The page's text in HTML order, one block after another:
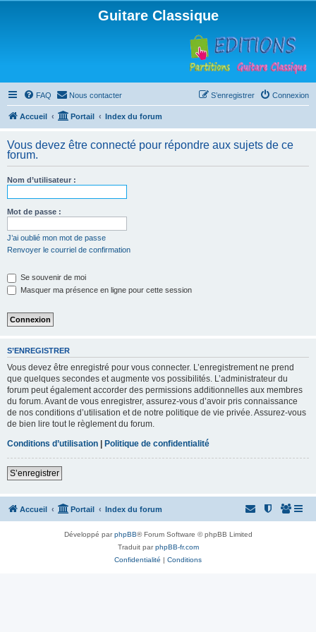
Guitare Classique
FAQ Nous contacter Connexion
S’enregistrer
Accueil Portail Index du forum
Vous devez être connecté pour répondre aux sujets de ce
forum.
Nom d’utilisateur :
Mot de passe :
J’ai oublié mon mot de passe
Renvoyer le courriel de confirmation
Se souvenir de moi
Masquer ma présence en ligne pour cette session
S’ENREGISTRER
Vous devez être enregistré pour vous connecter. L’enregistrement ne prend
que quelques secondes et augmente vos possibilités. L’administrateur du
forum peut également accorder des permissions additionnelles aux membres
du forum. Avant de vous enregistrer, assurez-vous d’avoir pris connaissance
de nos conditions d’utilisation et de notre politique de vie privée. Assurez-vous
de bien lire tout le règlement du forum.
Conditions d’utilisation | Politique de confidentialité
S’enregistrer
Accueil Portail Index du forum
Développé parphpBB® Forum Software © phpBB Limited
Traduit parphpBB-fr.com
Confidentialité | Conditions